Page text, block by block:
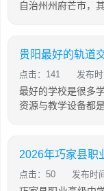
自治州州府芒市，
贵阳最好的轨道
点击：141 发布
最好的学校是很多
资源与教学设备都
点击：50 发布时